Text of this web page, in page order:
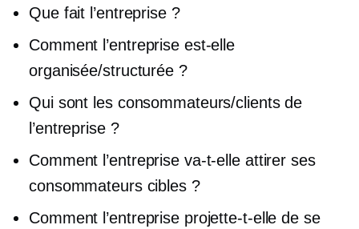
Que fait l’entreprise ?
Comment l’entreprise est-elle
organisée/structurée ?
Qui sont les consommateurs/clients de
l’entreprise ?
Comment l’entreprise va-t-elle attirer ses
consommateurs cibles ?
Comment l’entreprise projette-t-elle de se